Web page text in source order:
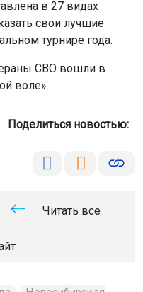
Читать все
Новосибирская